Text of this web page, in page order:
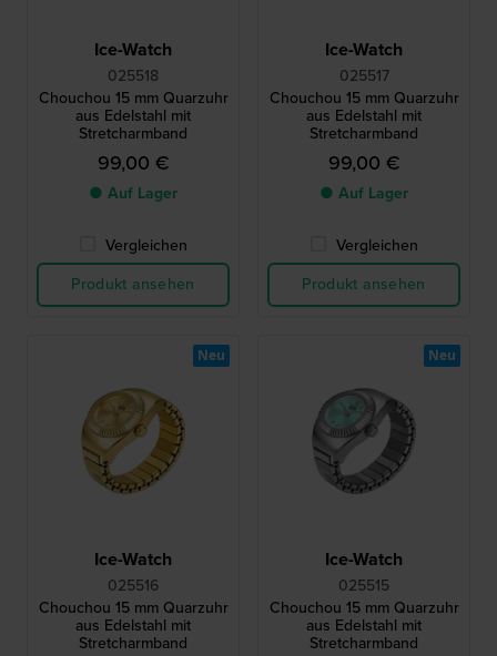
Ice-Watch
025518
Chouchou 15 mm Quarzuhr
aus Edelstahl mit
Stretcharmband
99,00 €
● Auf Lager
Vergleichen
Produkt ansehen
Ice-Watch
025517
Chouchou 15 mm Quarzuhr
aus Edelstahl mit
Stretcharmband
99,00 €
● Auf Lager
Vergleichen
Produkt ansehen
Ice-Watch
025516
Chouchou 15 mm Quarzuhr
aus Edelstahl mit
Stretcharmband
Neu
Ice-Watch
025515
Chouchou 15 mm Quarzuhr
aus Edelstahl mit
Stretcharmband
Neu